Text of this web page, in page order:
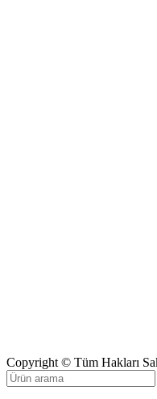
Copyright © Tüm Hakları